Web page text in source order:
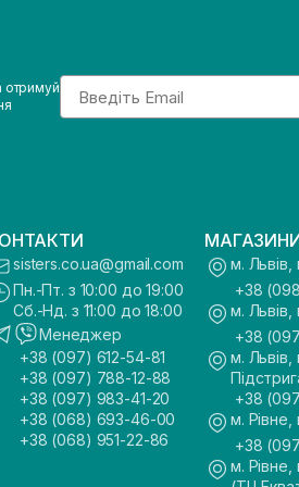
отримуйEmail
sisters.co.ua@gmail.com
Пн.-Пт. з 10:00 до 19:00
Сб.-Нд. з 11:00 до 18:00
Менеджер
+38 (097) 612-54-81
+38 (097) 788-12-88
+38 (097) 983-41-20
+38 (068) 693-46-00
+38 (068) 951-22-86
м.
+38
м. Львів,
+38
м. Львів,
+38
м. Рівне,
+38
м. Рівне,